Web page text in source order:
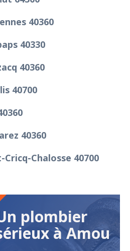
40360
40330
40360
40700
40360
Chalosse 40700
plombier
à Amou